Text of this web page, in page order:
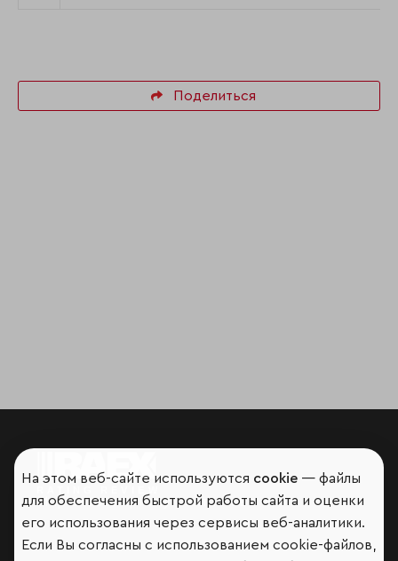
Поделиться
Мир сквозь призму рейтингов
На этом веб-сайте используются cookie — файлы
для обеспечения быстрой работы сайта и оценки
его использования через сервисы веб-аналитики.
Если Вы согласны с использованием cookie-файлов,